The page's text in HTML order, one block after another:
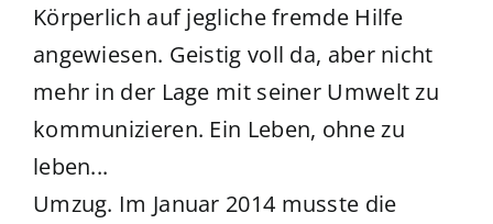
Körperlich auf jegliche fremde Hilfe
angewiesen. Geistig voll da, aber nicht
mehr in der Lage mit seiner Umwelt zu
kommunizieren. Ein Leben, ohne zu
leben...
Umzug. Im Januar 2014 musste die